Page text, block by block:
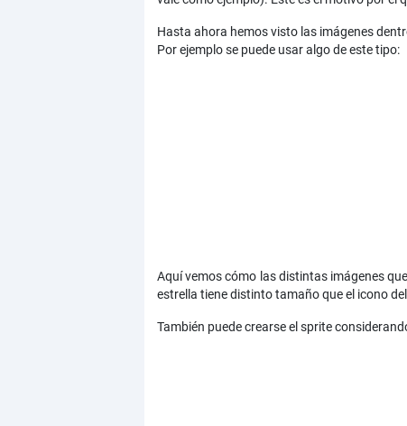
Hasta ahora hemos visto las imágenes
Por ejemplo se puede usar algo de este tipo:
Aquí vemos cómo las distintas imágenes
estrella tiene distinto tamaño que el icono
También puede crearse el sprite